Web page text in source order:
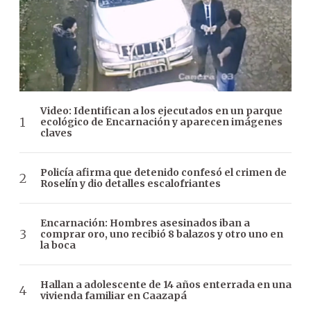
Video: Identifican a los ejecutados en un parque
ecológico de Encarnación y aparecen imágenes
claves
Policía afirma que detenido confesó el crimen de
Roselín y dio detalles escalofriantes
Encarnación: Hombres asesinados iban a
comprar oro, uno recibió 8 balazos y otro uno en
la boca
Hallan a adolescente de 14 años enterrada en una
vivienda familiar en Caazapá